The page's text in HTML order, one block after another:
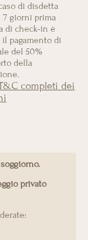
di disdetta
7 giorni prima
di check-in è
pagamento di
del 50%
della
completi dei
privato